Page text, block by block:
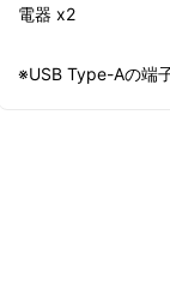
のアクセ
電器 x2
※USB Type-Aの端